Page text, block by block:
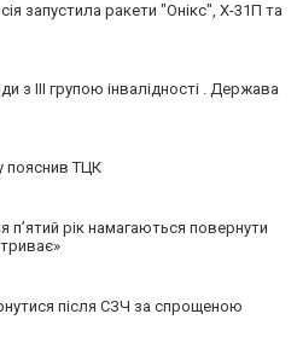
запустила ракети "Онікс", Х-31П та
з III групою інвалідності . Держава
пояснив ТЦК
пʼятий рік намагаються повернути
після СЗЧ за спрощеною